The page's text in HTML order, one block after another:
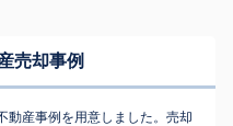
売却事例
動産事例を用意しました。売却